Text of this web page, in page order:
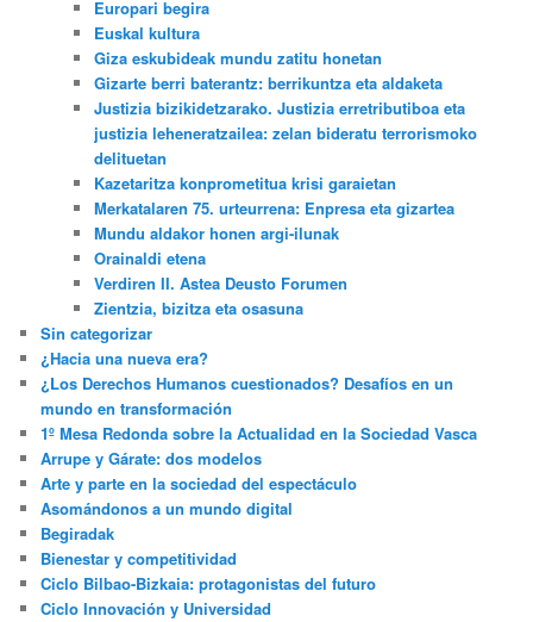
Europari begira
Euskal kultura
Giza eskubideak mundu zatitu honetan
Gizarte berri baterantz: berrikuntza eta aldaketa
Justizia bizikidetzarako. Justizia erretributiboa eta
justizia leheneratzailea: zelan bideratu terrorismoko
delituetan
Kazetaritza konprometitua krisi garaietan
Merkatalaren 75. urteurrena: Enpresa eta gizartea
Mundu aldakor honen argi-ilunak
Orainaldi etena
Verdiren II. Astea Deusto Forumen
Zientzia, bizitza eta osasuna
Sin categorizar
¿Hacia una nueva era?
¿Los Derechos Humanos cuestionados? Desafíos en un
mundo en transformación
1º Mesa Redonda sobre la Actualidad en la Sociedad Vasca
Arrupe y Gárate: dos modelos
Arte y parte en la sociedad del espectáculo
Asomándonos a un mundo digital
Begiradak
Bienestar y competitividad
Ciclo Bilbao-Bizkaia: protagonistas del futuro
Ciclo Innovación y Universidad